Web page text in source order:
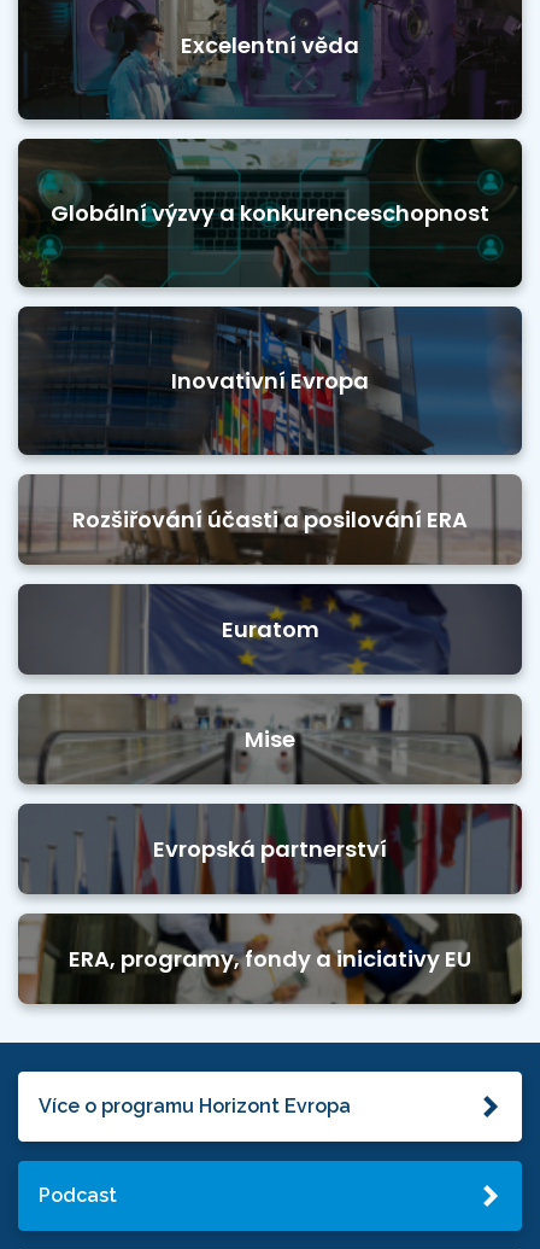
Excelentní věda
Globální výzvy a konkurenceschopnost
Inovativní Evropa
Rozšiřování účasti a posilování ERA
Euratom
Mise
Evropská partnerství
ERA, programy, fondy a iniciativy EU
Více o programu Horizont Evropa
Podcast